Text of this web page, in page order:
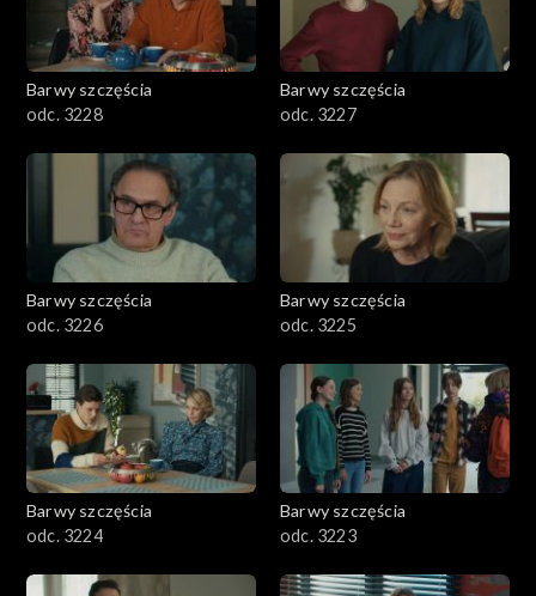
Barwy szczęścia
odc. 3228
Barwy szczęścia
odc. 3227
Barwy szczęścia
odc. 3226
Barwy szczęścia
odc. 3225
Barwy szczęścia
odc. 3224
Barwy szczęścia
odc. 3223